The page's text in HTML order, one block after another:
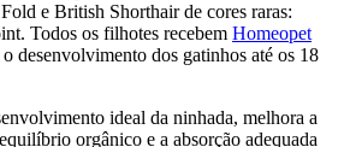
e British Shorthair de cores raras:
Todos os filhotes recebem Homeopet
desenvolvimento dos gatinhos até os 18
ideal da ninhada, melhora a
orgânico e a absorção adequada